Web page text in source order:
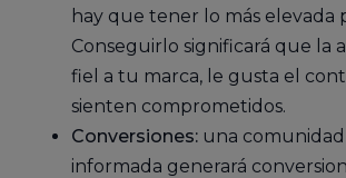
hay que tener lo más elevada
Conseguirlo significará que la
fiel a tu marca, le gusta el
sienten comprometidos.
Conversiones: una
informada generará